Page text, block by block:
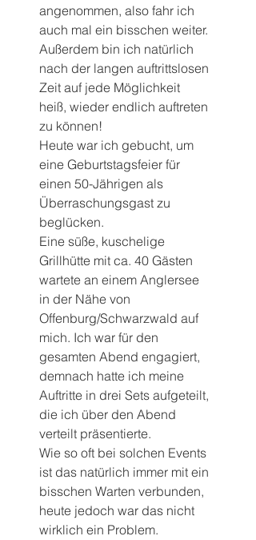
angenommen, also fahr ich
auch mal ein bisschen weiter.
Außerdem bin ich natürlich
nach der langen auftrittslosen
Zeit auf jede Möglichkeit
heiß, wieder endlich auftreten
zu können!
Heute war ich gebucht, um
eine Geburtstagsfeier für
einen 50-Jährigen als
Überraschungsgast zu
beglücken.
Eine süße, kuschelige
Grillhütte mit ca. 40 Gästen
wartete an einem Anglersee
in der Nähe von
Offenburg/Schwarzwald auf
mich. Ich war für den
gesamten Abend engagiert,
demnach hatte ich meine
Auftritte in drei Sets aufgeteilt,
die ich über den Abend
verteilt präsentierte.
Wie so oft bei solchen Events
ist das natürlich immer mit ein
bisschen Warten verbunden,
heute jedoch war das nicht
wirklich ein Problem.